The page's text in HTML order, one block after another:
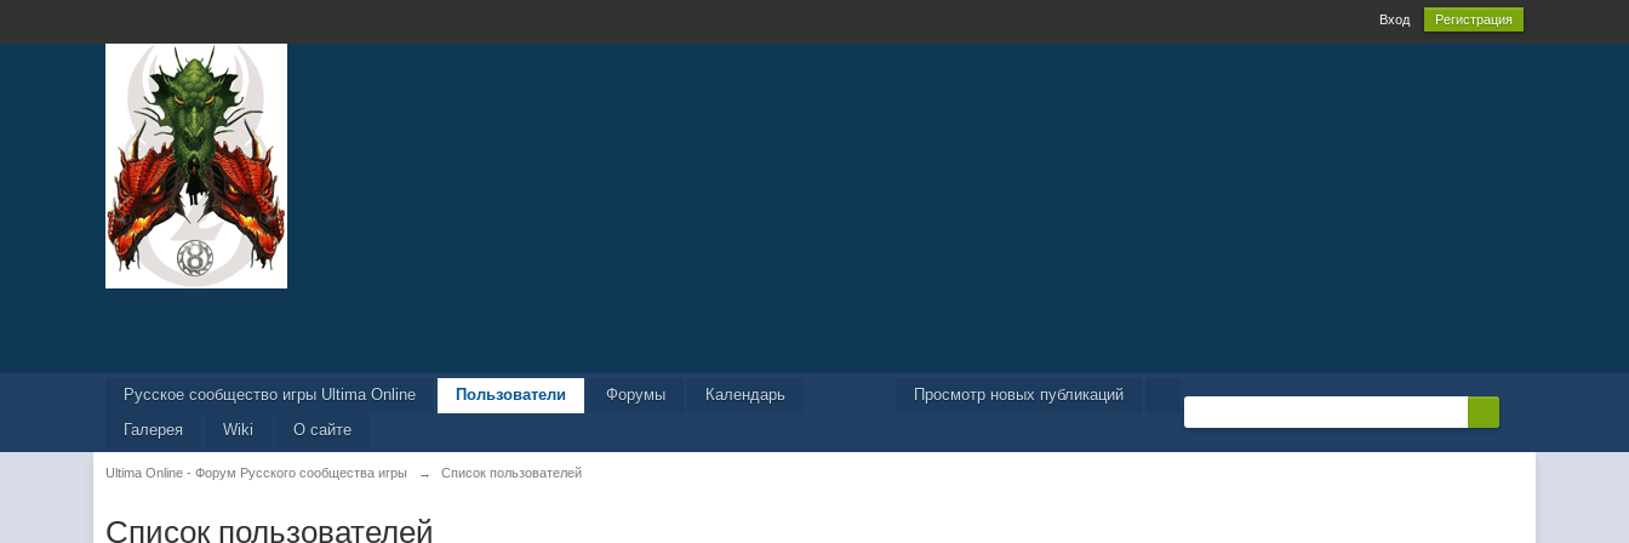
Вход Регистрация
Просмотр новых публикаций
Русское сообщество игры Ultima Online Пользователи Форумы
Календарь
Галерея
Wiki О сайте
Ultima Online - Форум Русского сообщества игры → Список пользователей
Список пользователей